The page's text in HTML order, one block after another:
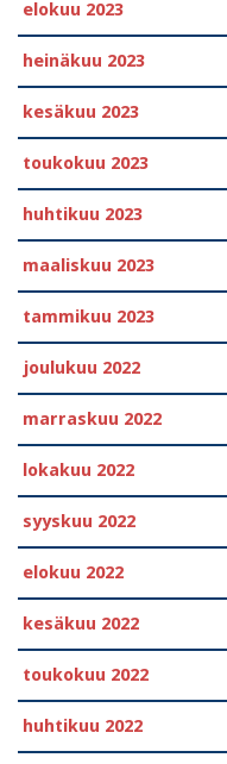
elokuu 2023
heinäkuu 2023
kesäkuu 2023
toukokuu 2023
huhtikuu 2023
maaliskuu 2023
tammikuu 2023
joulukuu 2022
marraskuu 2022
lokakuu 2022
syyskuu 2022
elokuu 2022
kesäkuu 2022
toukokuu 2022
huhtikuu 2022